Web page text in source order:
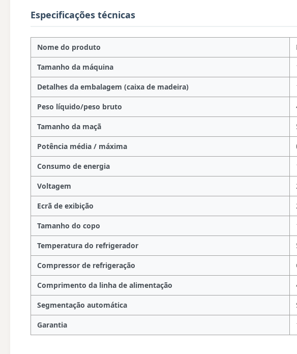
Especificações técnicas
Nome do produto
Tamanho da máquina
Detalhes da embalagem (caixa de madeira)
Peso líquido/peso bruto
Tamanho da maçã
Potência média / máxima
Consumo de energia
Voltagem
Ecrã de exibição
Tamanho do copo
Temperatura do refrigerador
Compressor de refrigeração
Comprimento da linha de alimentação
Segmentação automática
Garantia